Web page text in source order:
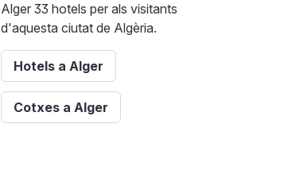
Alger 33 hotels per als visitants
d'aquesta ciutat de Algèria.
Hotels a Alger
Cotxes a Alger